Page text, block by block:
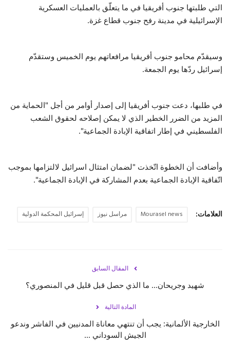
التي طلبتها جنوب أفريقيا في ما يتعلّق بالعمليات العسكرية
الإسرائيلية في مدينة رفح جنوب قطاع غزة.
وسيقدّم محامو جنوب أفريقيا مرافعاتهم يوم الخميس وستقدّم
إسرائيل ردّها يوم الجمعة.
في طلبها، دعت جنوب أفريقيا إلى إصدار أوامر من أجل "الحماية من
المزيد من الضرر الخطير الذي لا يمكن إصلاحه لحقوق الشعب
الفلسطيني في إطار اتفاقية الإبادة الجماعية".
وأضافت أن الخطوة اتّخذت "لضمان امتثال اسرائيل لالتزامها بموجب
اتّفاقية الإبادة الجماعية بعدم المشاركة في الإبادة الجماعية".
العلامات: Mourasel news مراسل نيوز إسرائيل المحكمة الدولية
المقال السابق
شهيد وجريحان... ما الذي حصل قبل قليل في المنصوري؟
المادة التالية
الخارجية الألمانية: يجب أن تنتهي معاناة المدنيين في الفاشر وندعو
الجيش السوداني ...